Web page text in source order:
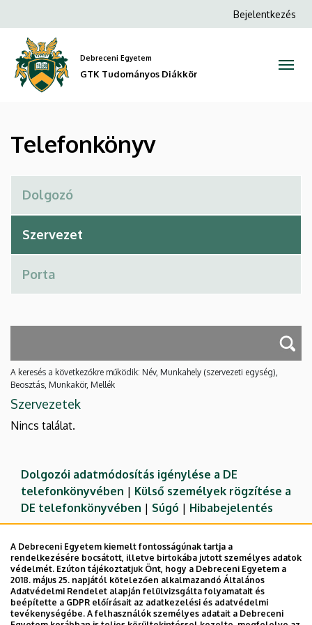
GTK
Tudományos
Diákkör
a
tartalomra
Anonim
Bejelentkezés
Debreceni Egyetem
GTK Tudományos Diákkör
Telefonkönyv
A keresés a következőkre működik: Név, Munkahely (szervezeti egység),
Beosztás, Munkakör, Mellék
Szervezetek
Nincs találat.
Dolgozói adatmódosítás igénylése a DE
telefonkönyvében | Külső személyek rögzítése a
DE telefonkönyvében | Súgó | Hibabejelentés
A Debreceni Egyetem kiemelt fontosságúnak tartja a
rendelkezésére bocsátott, illetve birtokába jutott személyes adatok
védelmét. Ezúton tájékoztatjuk Önt, hogy a Debreceni Egyetem a
2018. május 25. napjától kötelezően alkalmazandó Általános
Adatvédelmi Rendelet alapján felülvizsgálta folyamatait és
beépítette a GDPR előírásait az adatkezelési és adatvédelmi
tevékenységébe. A felhasználók személyes adatait a Debreceni